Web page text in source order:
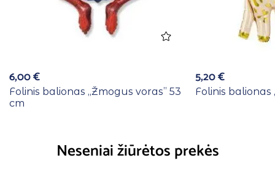
6,00€
Folinis balionas ,,Žmogus voras” 53
cm
5,20€
Folinis balionas
Neseniai žiūrėtos prekės